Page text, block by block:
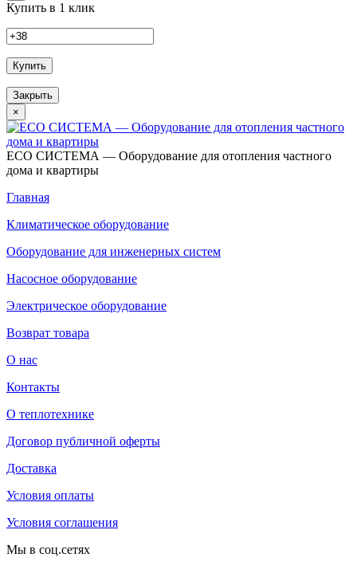
Купить в 1 клик
Купить
Закрыть
×
ECO СИСТЕМА — Оборудование для отопления частного
дома и квартиры
Главная
Климатическое оборудование
Оборудование для инженерных систем
Насосное оборудование
Электрическое оборудование
Возврат товара
О нас
Контакты
О теплотехнике
Договор публичной оферты
Доставка
Условия оплаты
Условия соглашения
Мы в соц.сетях